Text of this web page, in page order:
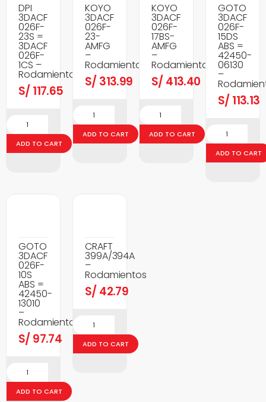
DPI
3DACF
026F-
23S =
3DACF
026F-
1CS –
Rodamientos
S/ 117.65
ADD TO CART
KOYO
3DACF
026F-
23-
AMFG
–
Rodamientos
S/ 313.99
ADD TO CART
KOYO
3DACF
026F-
17BS-
AMFG
–
Rodamientos
S/ 413.40
ADD TO CART
GOTO
3DACF
026F-
15DS
ABS =
42450-
06130
–
S/ 113.13
ADD TO CART
GOTO
3DACF
026F-
10S
ABS =
42450-
13010
–
Rodamientos
S/ 97.74
ADD TO CART
CRAFT
399A/394A
–
Rodamientos
S/ 42.79
ADD TO CART